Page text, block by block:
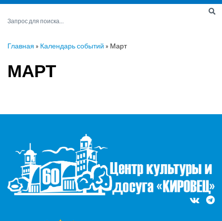
Главная » Календарь событий » Март
МАРТ